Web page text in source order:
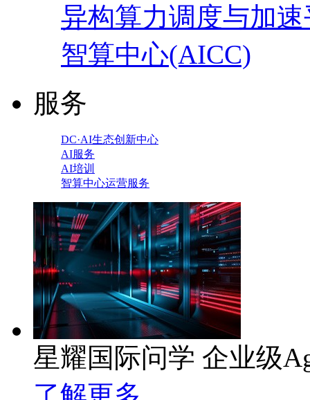
异构算力调度与加
智算中心(AICC)
服务
DC·AI生态创新中心
AI服务
AI培训
智算中心运营服务
星耀国际问学 企业级